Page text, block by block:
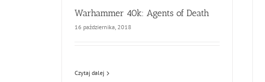
Warhammer 40k: Agents of Death
16 października, 2018
Czytaj dalej